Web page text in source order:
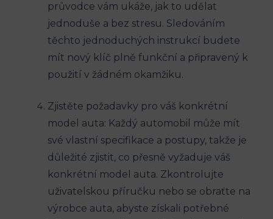
průvodce vám ukáže, jak to udělat
jednoduše a ⁢bez stresu. Sledováním
těchto jednoduchých‍ instrukcí budete
mít nový klíč plně funkční a připravený k
použití v žádném okamžiku.
Zjistěte⁢ požadavky pro váš ⁣konkrétní
model auta: Každý automobil ​může⁢ mít
své​ vlastní specifikace a postupy, takže je
důležité zjistit, co ​přesně‌ vyžaduje váš
‍konkrétní model auta. Zkontrolujte
uživatelskou⁢ příručku nebo​ se obraťte ⁢na
výrobce auta, abyste​ získali potřebné